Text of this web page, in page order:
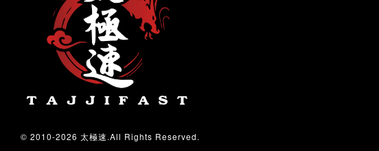
© 2010-2026 太極速.All Rights Reserved.